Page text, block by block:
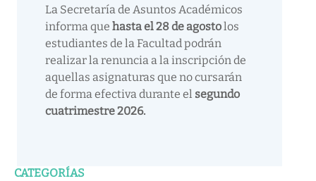
La Secretaría de Asuntos Académicos
informa que hasta el 28 de agostolos
estudiantes de la Facultad podrán
realizar la renuncia a la inscripción de
aquellas asignaturas que no cursarán
de forma efectiva durante el segundo
cuatrimestre 2026.
CATEGORÍAS